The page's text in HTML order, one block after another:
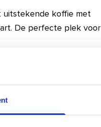
uitstekende koffie met
De perfecte plek voor
missen: